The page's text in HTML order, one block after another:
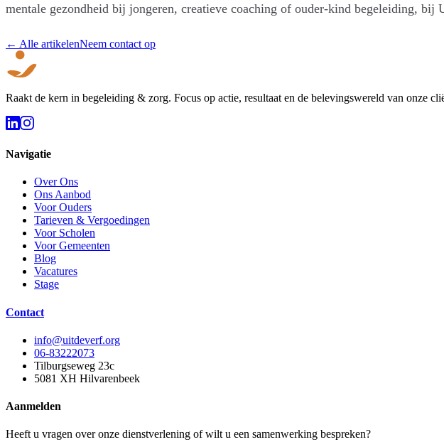
mentale gezondheid bij jongeren, creatieve coaching of ouder-kind begeleiding,
← Alle artikelenNeem contact op
Raakt de kern in begeleiding & zorg. Focus op actie, resultaat en de belevingswereld van onze
Navigatie
Over Ons
Ons Aanbod
Voor Ouders
Tarieven & Vergoedingen
Voor Scholen
Voor Gemeenten
Blog
Vacatures
Stage
Contact
info@uitdeverf.org
06-83222073
Tilburgseweg 23c
5081 XH Hilvarenbeek
Aanmelden
Heeft u vragen over onze dienstverlening of wilt u een samenwerking bespreken?